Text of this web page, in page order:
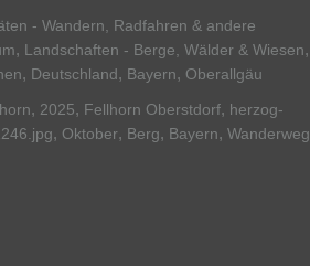
- Wandern, Radfahren & andere
, Landschaften - Berge, Wälder & Wiesen,
, Deutschland, Bayern, Oberallgäu
, 2025, Fellhorn Oberstdorf, herzog-
, Oktober, Berg, Bayern, Wanderweg